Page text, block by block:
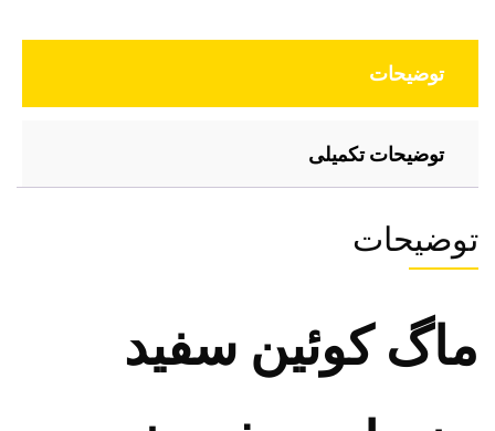
توضیحات
توضیحات تکمیلی
توضیحات
ماگ کوئین سفید